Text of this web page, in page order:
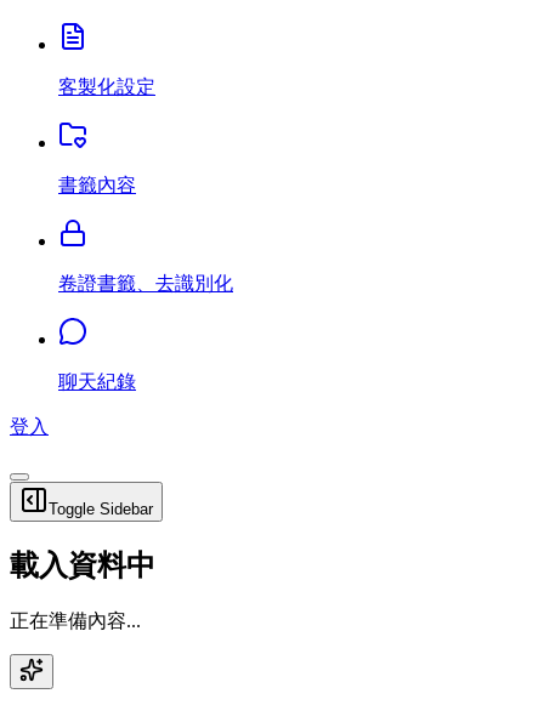
客製化設定
書籤內容
卷證書籤、去識別化
聊天紀錄
登入
Toggle Sidebar
載入資料中
正在準備內容...